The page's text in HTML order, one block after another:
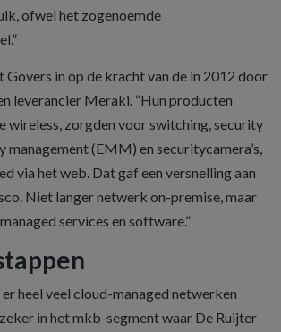
ofwel het zogenoemde
Govers in op de kracht van de in 2012 door
leverancier Meraki. “Hun producten
wireless, zorgden voor switching, security
(EMM) en securitycamera’s,
via het web. Dat gaf een versnelling aan
Niet langer netwerk on-premise, maar
services en software.”
heel veel ­cloud-managed netwerken
in het mkb-segment waar De Ruijter